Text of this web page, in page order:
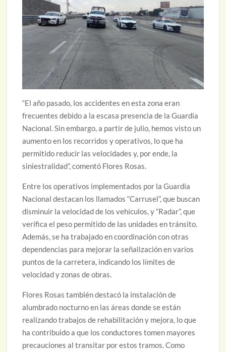
“El año pasado, los accidentes en esta zona eran
frecuentes debido a la escasa presencia de la Guardia
Nacional. Sin embargo, a partir de julio, hemos visto un
aumento en los recorridos y operativos, lo que ha
permitido reducir las velocidades y, por ende, la
siniestralidad”, comentó Flores Rosas.
Entre los operativos implementados por la Guardia
Nacional destacan los llamados “Carrusel”, que buscan
disminuir la velocidad de los vehículos, y “Radar”, que
verifica el peso permitido de las unidades en tránsito.
Además, se ha trabajado en coordinación con otras
dependencias para mejorar la señalización en varios
puntos de la carretera, indicando los límites de
velocidad y zonas de obras.
Flores Rosas también destacó la instalación de
alumbrado nocturno en las áreas donde se están
realizando trabajos de rehabilitación y mejora, lo que
ha contribuido a que los conductores tomen mayores
precauciones al transitar por estos tramos. Como